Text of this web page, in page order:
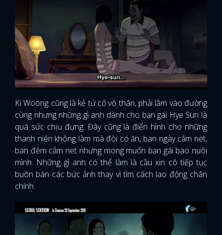
Ki Woong cũng là kẻ tứ cố vô thân, phải lâm vào đường
cùng nhưng những gì anh dành cho bạn gái Hye Sun là
quá sức chịu đựng. Đây cũng là điển hình cho những
thanh niên không làm mà đòi có ăn, ban ngày cắm net,
ban đêm cắm net nhưng mong muốn bạn gái bao nuôi
mình. Những gì anh có thể làm là cầu xin cô tiếp tục
buôn bán các bức ảnh thay vì tìm cách lao động chân
chính.